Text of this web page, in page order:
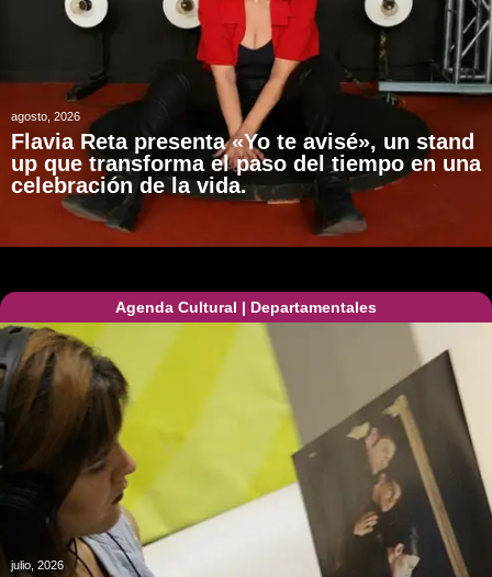
agosto, 2026
Flavia Reta presenta «Yo te avisé», un stand
up que transforma el paso del tiempo en una
celebración de la vida.
Agenda Cultural | Departamentales
julio, 2026